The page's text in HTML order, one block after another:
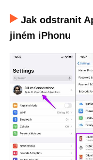
Jak odstranit
jiném iPhonu